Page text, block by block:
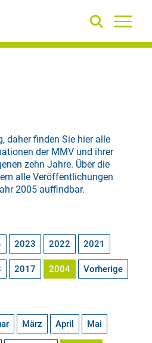
daher finden Sie hier alle
der MMV und ihrer
zehn Jahre. Über die
alle Veröffentlichungen
2005 auffindbar.
2023 2022 2021
2017 2004 Vorherige
März April Mai